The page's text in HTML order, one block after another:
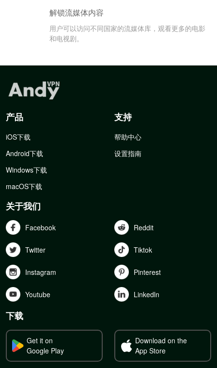
解锁流媒体内容
用户可以访问不同国家的流媒体库，观看更多的电影
和电视剧。
产品
iOS下载
Android下载
Windows下载
macOS下载
支持
帮助中心
设置指南
关于我们
Facebook Reddit
Twitter Tiktok
Instagram Pinterest
Youtube Linkedln
下载
Get it on
Google Play
Download on the
App Store